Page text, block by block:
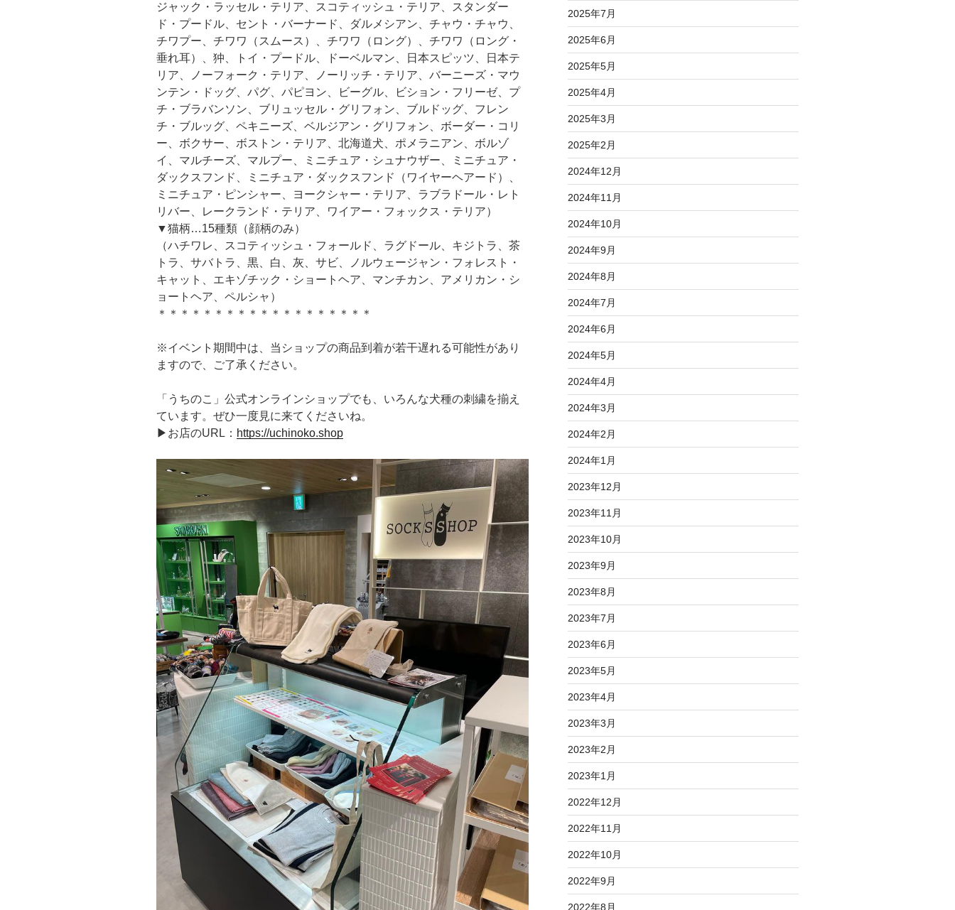
ジャック・ラッセル・テリア、スコティッシュ・テリア、スタンダー
ド・プードル、セント・バーナード、ダルメシアン、チャウ・チャウ、
チワプー、チワワ（スムース）、チワワ（ロング）、チワワ（ロング・
垂れ耳）、狆、トイ・プードル、ドーベルマン、日本スピッツ、日本テ
リア、ノーフォーク・テリア、ノーリッチ・テリア、バーニーズ・マウ
ンテン・ドッグ、パグ、パピヨン、ビーグル、ビション・フリーゼ、プ
チ・ブラバンソン、ブリュッセル・グリフォン、ブルドッグ、フレン
チ・ブルッグ、ペキニーズ、ベルジアン・グリフォン、ボーダー・コリ
ー、ボクサー、ボストン・テリア、北海道犬、ポメラニアン、ボルゾ
イ、マルチーズ、マルプー、ミニチュア・シュナウザー、ミニチュア・
ダックスフンド、ミニチュア・ダックスフンド（ワイヤーヘアード）、
ミニチュア・ピンシャー、ヨークシャー・テリア、ラブラドール・レト
リバー、レークランド・テリア、ワイアー・フォックス・テリア）
▼猫柄…15種類（顔柄のみ）
（ハチワレ、スコティッシュ・フォールド、ラグドール、キジトラ、茶
トラ、サバトラ、黒、白、灰、サビ、ノルウェージャン・フォレスト・
キャット、エキゾチック・ショートヘア、マンチカン、アメリカン・シ
ョートヘア、ペルシャ）
＊＊＊＊＊＊＊＊＊＊＊＊＊＊＊＊＊＊＊
※イベント期間中は、当ショップの商品到着が若干遅れる可能性があり
ますので、ご了承ください。
「うちのこ」公式オンラインショップでも、いろんな犬種の刺繍を揃え
ています。ぜひ一度見に来てくださいね。
▶お店のURL： https://uchinoko.shop
2025年7月
2025年6月
2025年5月
2025年4月
2025年3月
2025年2月
2024年12月
2024年11月
2024年10月
2024年9月
2024年8月
2024年7月
2024年6月
2024年5月
2024年4月
2024年3月
2024年2月
2024年1月
2023年12月
2023年11月
2023年10月
2023年9月
2023年8月
2023年7月
2023年6月
2023年5月
2023年4月
2023年3月
2023年2月
2023年1月
2022年12月
2022年11月
2022年10月
2022年9月
2022年8月